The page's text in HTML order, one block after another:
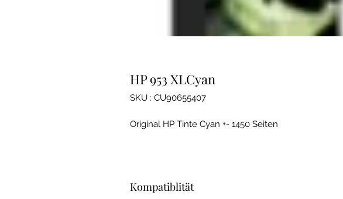
HP 953 XLCyan
SKU : CU90655407
Original HP Tinte Cyan +- 1450 Seiten
Kompatiblität